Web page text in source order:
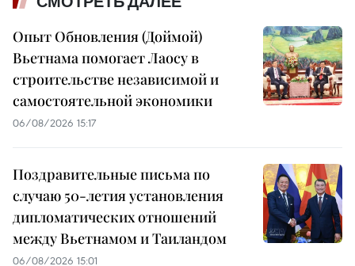
Опыт Обновления (Доймой)
Вьетнама помогает Лаосу в
строительстве независимой и
самостоятельной экономики
06/08/2026 15:17
Поздравительные письма по
случаю 50-летия установления
дипломатических отношений
между Вьетнамом и Таиландом
06/08/2026 15:01